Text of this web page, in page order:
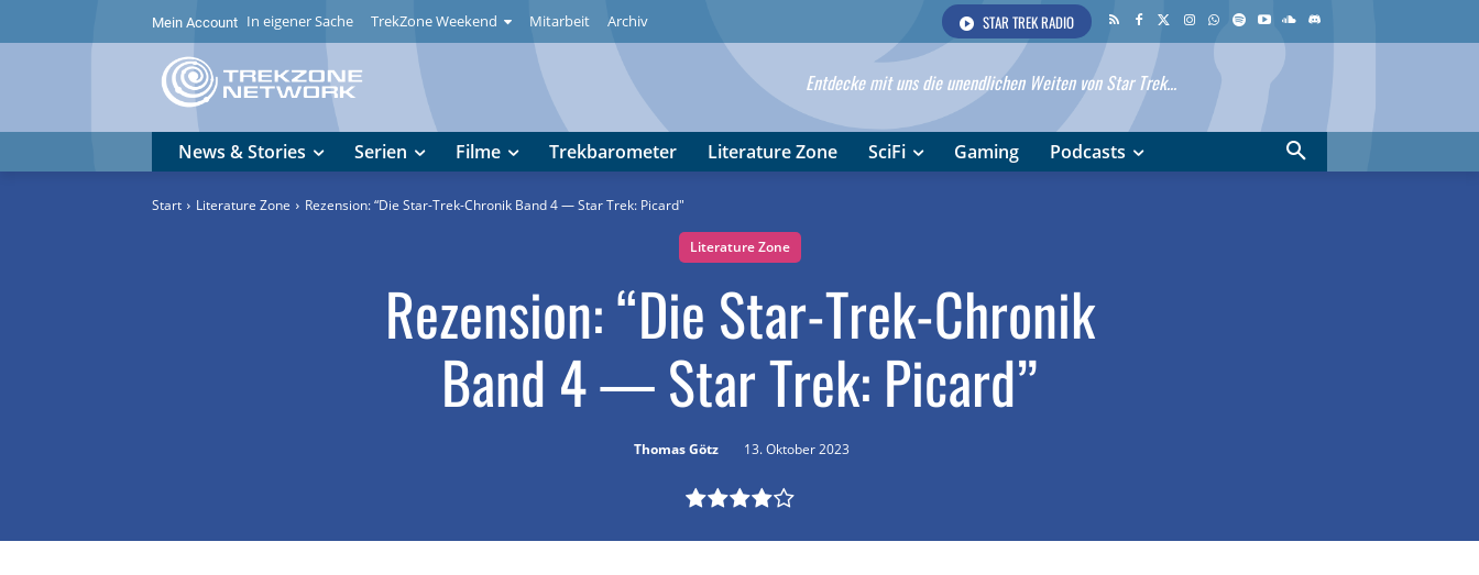
Mein Account In eigener Sache TrekZone Weekend Mitarbeit Archiv STAR TREK RADIO
Entdecke mit uns die unendlichen Weiten von Star Trek...
News & Stories Serien Filme Trekbarometer Literature Zone SciFi Gaming Podcasts
Start Literature Zone Rezension: “Die Star-Trek-Chronik Band 4 — Star Trek: Picard"
Literature Zone
Rezension: “Die Star-Trek-Chronik
Band 4 — Star Trek: Picard”
Thomas Götz 13. Oktober 2023